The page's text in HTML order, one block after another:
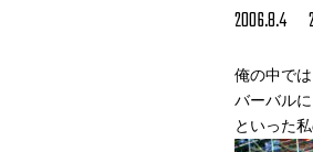
2006.8.4
俺の中で
バーバル
といった